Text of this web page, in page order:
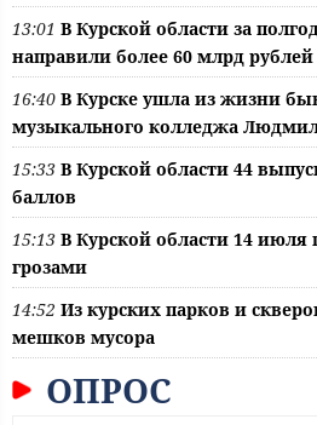
13:01 В Курской области за
направили более 60 млрд рублей
16:40 В Курске ушла из жизни
музыкального колледжа
15:33 В Курской области 44
баллов
15:13 В Курской области 14 июля
грозами
14:52 Из курских парков и
мешков мусора
ОПРОС